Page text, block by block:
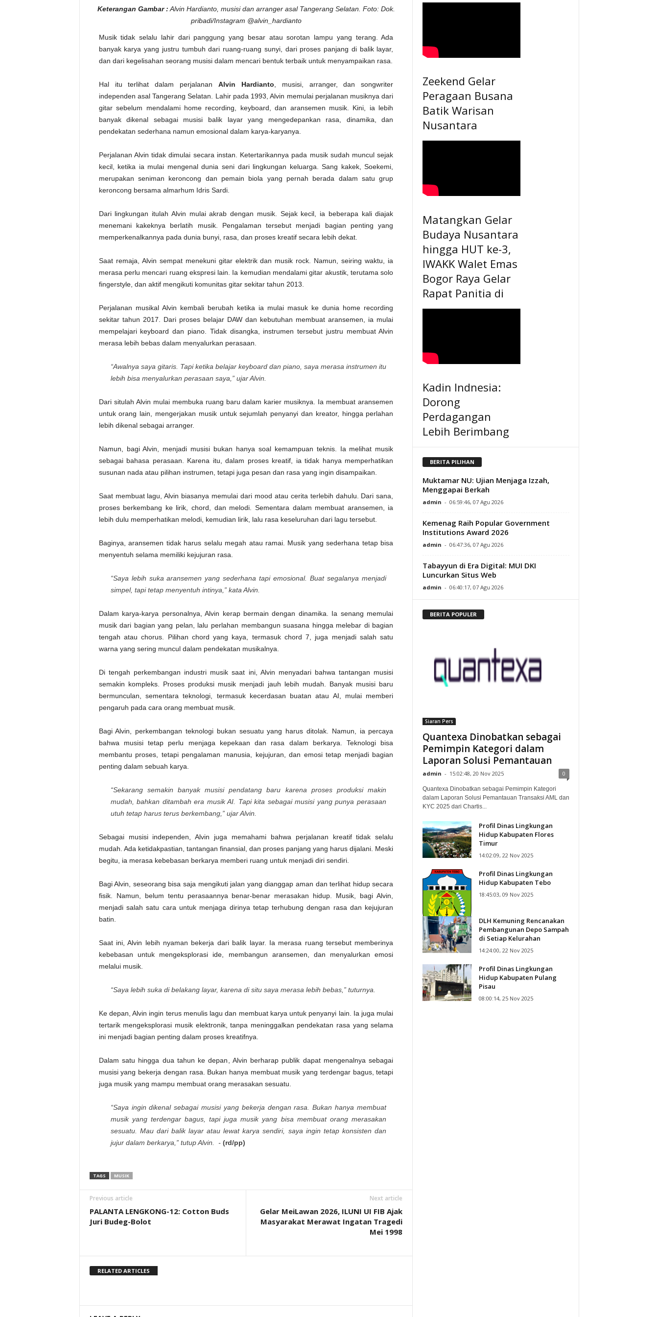
Keterangan Gambar :Alvin Hardianto, musisi dan arranger asal Tangerang Selatan. Foto: Dok.
pribadi/Instagram @alvin_hardianto
Musik tidak selalu lahir dari panggung yang besar atau sorotan lampu yang terang. Ada
banyak karya yang justru tumbuh dari ruang-ruang sunyi, dari proses panjang di balik layar,
dan dari kegelisahan seorang musisi dalam mencari bentuk terbaik untuk menyampaikan rasa.
Hal itu terlihat dalam perjalanan Alvin Hardianto, musisi, arranger, dan songwriter
independen asal Tangerang Selatan. Lahir pada 1993, Alvin memulai perjalanan musiknya dari
gitar sebelum mendalami home recording, keyboard, dan aransemen musik. Kini, ia lebih
banyak dikenal sebagai musisi balik layar yang mengedepankan rasa, dinamika, dan
pendekatan sederhana namun emosional dalam karya-karyanya.
Perjalanan Alvin tidak dimulai secara instan. Ketertarikannya pada musik sudah muncul sejak
kecil, ketika ia mulai mengenal dunia seni dari lingkungan keluarga. Sang kakek, Soekemi,
merupakan seniman keroncong dan pemain biola yang pernah berada dalam satu grup
keroncong bersama almarhum Idris Sardi.
Dari lingkungan itulah Alvin mulai akrab dengan musik. Sejak kecil, ia beberapa kali diajak
menemani kakeknya berlatih musik. Pengalaman tersebut menjadi bagian penting yang
memperkenalkannya pada dunia bunyi, rasa, dan proses kreatif secara lebih dekat.
Saat remaja, Alvin sempat menekuni gitar elektrik dan musik rock. Namun, seiring waktu, ia
merasa perlu mencari ruang ekspresi lain. Ia kemudian mendalami gitar akustik, terutama solo
fingerstyle, dan aktif mengikuti komunitas gitar sekitar tahun 2013.
Perjalanan musikal Alvin kembali berubah ketika ia mulai masuk ke dunia home recording
sekitar tahun 2017. Dari proses belajar DAW dan kebutuhan membuat aransemen, ia mulai
mempelajari keyboard dan piano. Tidak disangka, instrumen tersebut justru membuat Alvin
merasa lebih bebas dalam menyalurkan perasaan.
“Awalnya saya gitaris. Tapi ketika belajar keyboard dan piano, saya merasa instrumen itu
lebih bisa menyalurkan perasaan saya,” ujar Alvin.
Dari situlah Alvin mulai membuka ruang baru dalam karier musiknya. Ia membuat aransemen
untuk orang lain, mengerjakan musik untuk sejumlah penyanyi dan kreator, hingga perlahan
lebih dikenal sebagai arranger.
Namun, bagi Alvin, menjadi musisi bukan hanya soal kemampuan teknis. Ia melihat musik
sebagai bahasa perasaan. Karena itu, dalam proses kreatif, ia tidak hanya memperhatikan
susunan nada atau pilihan instrumen, tetapi juga pesan dan rasa yang ingin disampaikan.
Saat membuat lagu, Alvin biasanya memulai dari mood atau cerita terlebih dahulu. Dari sana,
proses berkembang ke lirik, chord, dan melodi. Sementara dalam membuat aransemen, ia
lebih dulu memperhatikan melodi, kemudian lirik, lalu rasa keseluruhan dari lagu tersebut.
Baginya, aransemen tidak harus selalu megah atau ramai. Musik yang sederhana tetap bisa
menyentuh selama memiliki kejujuran rasa.
“Saya lebih suka aransemen yang sederhana tapi emosional. Buat segalanya menjadi
simpel, tapi tetap menyentuh intinya,” kata Alvin.
Dalam karya-karya personalnya, Alvin kerap bermain dengan dinamika. Ia senang memulai
musik dari bagian yang pelan, lalu perlahan membangun suasana hingga melebar di bagian
tengah atau chorus. Pilihan chord yang kaya, termasuk chord 7, juga menjadi salah satu
warna yang sering muncul dalam pendekatan musikalnya.
Di tengah perkembangan industri musik saat ini, Alvin menyadari bahwa tantangan musisi
semakin kompleks. Proses produksi musik menjadi jauh lebih mudah. Banyak musisi baru
bermunculan, sementara teknologi, termasuk kecerdasan buatan atau AI, mulai memberi
pengaruh pada cara orang membuat musik.
Bagi Alvin, perkembangan teknologi bukan sesuatu yang harus ditolak. Namun, ia percaya
bahwa musisi tetap perlu menjaga kepekaan dan rasa dalam berkarya. Teknologi bisa
membantu proses, tetapi pengalaman manusia, kejujuran, dan emosi tetap menjadi bagian
penting dalam sebuah karya.
“Sekarang semakin banyak musisi pendatang baru karena proses produksi makin
mudah, bahkan ditambah era musik AI. Tapi kita sebagai musisi yang punya perasaan
utuh tetap harus terus berkembang,” ujar Alvin.
Sebagai musisi independen, Alvin juga memahami bahwa perjalanan kreatif tidak selalu
mudah. Ada ketidakpastian, tantangan finansial, dan proses panjang yang harus dijalani. Meski
begitu, ia merasa kebebasan berkarya memberi ruang untuk menjadi diri sendiri.
Bagi Alvin, seseorang bisa saja mengikuti jalan yang dianggap aman dan terlihat hidup secara
fisik. Namun, belum tentu perasaannya benar-benar merasakan hidup. Musik, bagi Alvin,
menjadi salah satu cara untuk menjaga dirinya tetap terhubung dengan rasa dan kejujuran
batin.
Saat ini, Alvin lebih nyaman bekerja dari balik layar. Ia merasa ruang tersebut memberinya
kebebasan untuk mengeksplorasi ide, membangun aransemen, dan menyalurkan emosi
melalui musik.
“Saya lebih suka di belakang layar, karena di situ saya merasa lebih bebas,” tuturnya.
Ke depan, Alvin ingin terus menulis lagu dan membuat karya untuk penyanyi lain. Ia juga mulai
tertarik mengeksplorasi musik elektronik, tanpa meninggalkan pendekatan rasa yang selama
ini menjadi bagian penting dalam proses kreatifnya.
Dalam satu hingga dua tahun ke depan, Alvin berharap publik dapat mengenalnya sebagai
musisi yang bekerja dengan rasa. Bukan hanya membuat musik yang terdengar bagus, tetapi
juga musik yang mampu membuat orang merasakan sesuatu.
“Saya ingin dikenal sebagai musisi yang bekerja dengan rasa. Bukan hanya membuat
musik yang terdengar bagus, tapi juga musik yang bisa membuat orang merasakan
sesuatu. Mau dari balik layar atau lewat karya sendiri, saya ingin tetap konsisten dan
jujur dalam berkarya,” tutup Alvin.
- (rd/pp)
TAGS MUSIK
Previous article
PALANTA LENGKONG-12: Cotton Buds
Juri Budeg-Bolot
Next article
Gelar MeiLawan 2026, ILUNI UI FIB Ajak
Masyarakat Merawat Ingatan Tragedi
Mei 1998
RELATED ARTICLES
Zeekend Gelar
Peragaan Busana
Batik Warisan
Nusantara
Matangkan Gelar
Budaya Nusantara
hingga HUT ke-3,
IWAKK Walet Emas
Bogor Raya Gelar
Rapat Panitia di
Kadin Indnesia:
Dorong
Perdagangan
Lebih Berimbang
BERITA PILIHAN
Muktamar NU: Ujian Menjaga Izzah,
Menggapai Berkah
admin - 06:59:46, 07 Agu 2026
Kemenag Raih Popular Government
Institutions Award 2026
admin - 06:47:36, 07 Agu 2026
Tabayyun di Era Digital: MUI DKI
Luncurkan Situs Web
admin - 06:40:17, 07 Agu 2026
BERITA POPULER
Siaran Pers
Quantexa Dinobatkan sebagai
Pemimpin Kategori dalam
Laporan Solusi Pemantauan
admin - 15:02:48, 20 Nov 2025 0
Quantexa Dinobatkan sebagai Pemimpin Kategori
dalam Laporan Solusi Pemantauan Transaksi AML dan
KYC 2025 dari Chartis...
Profil Dinas Lingkungan
Hidup Kabupaten Flores
Timur
14:02:09, 22 Nov 2025
Profil Dinas Lingkungan
Hidup Kabupaten Tebo
18:45:03, 09 Nov 2025
DLH Kemuning Rencanakan
Pembangunan Depo Sampah
di Setiap Kelurahan
14:24:00, 22 Nov 2025
Profil Dinas Lingkungan
Hidup Kabupaten Pulang
Pisau
08:00:14, 25 Nov 2025